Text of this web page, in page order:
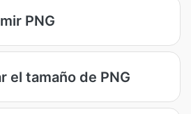
PNG
el tamaño de PNG